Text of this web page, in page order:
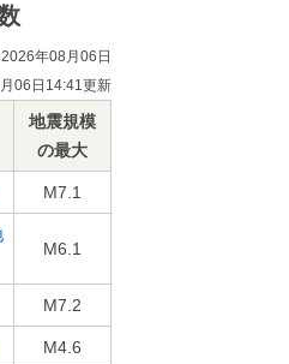
年08月06日
06日14:41更新
地震規模
の最大
M7.1
M6.1
M7.2
M4.6